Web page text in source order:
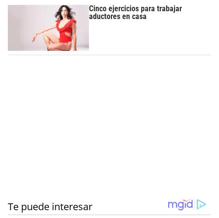
Cinco ejercicios para trabajar
aductores en casa